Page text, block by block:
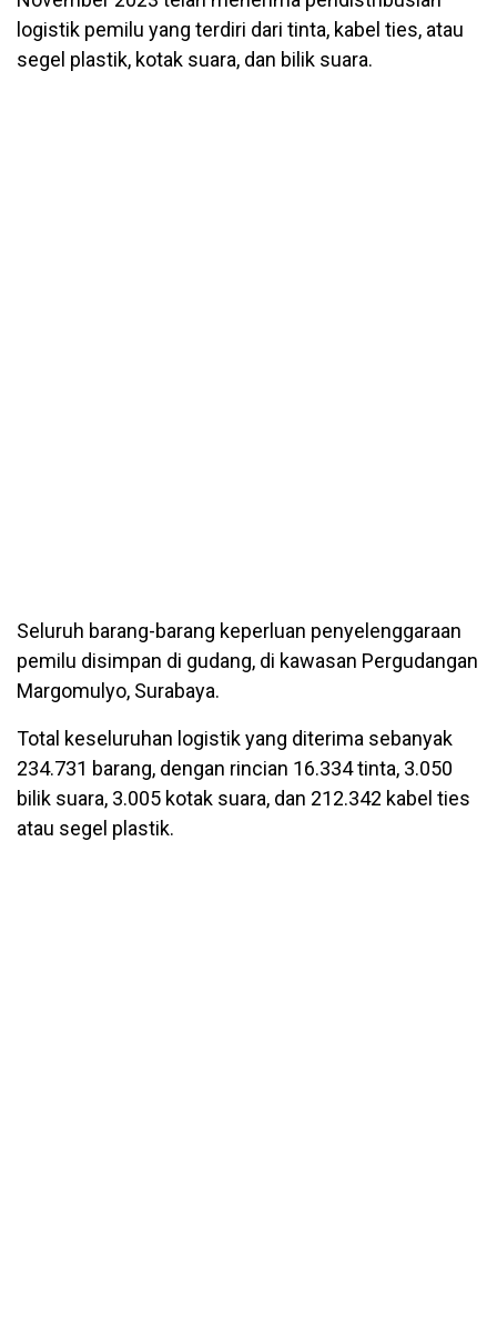
logistik pemilu yang terdiri dari tinta, kabel ties, atau
segel plastik, kotak suara, dan bilik suara.
Seluruh barang-barang keperluan penyelenggaraan
pemilu disimpan di gudang, di kawasan Pergudangan
Margomulyo, Surabaya.
Total keseluruhan logistik yang diterima sebanyak
234.731 barang, dengan rincian 16.334 tinta, 3.050
bilik suara, 3.005 kotak suara, dan 212.342 kabel ties
atau segel plastik.